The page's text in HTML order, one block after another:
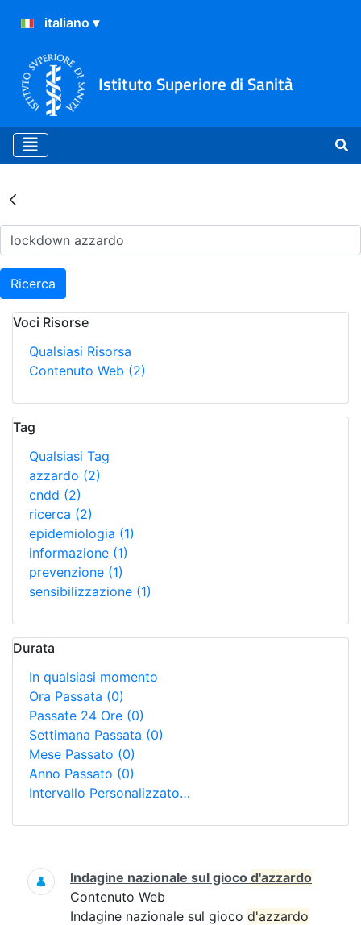
Istituto Superiore di Sanità
Risultati della Ricerca -
Ricerca
Voci Risorse
Qualsiasi Risorsa
Contenuto Web (2)
Tag
Qualsiasi Tag
azzardo (2)
cndd (2)
ricerca (2)
epidemiologia (1)
informazione (1)
prevenzione (1)
sensibilizzazione (1)
Durata
In qualsiasi momento
Ora Passata (0)
Passate 24 Ore (0)
Settimana Passata (0)
Mese Passato (0)
Anno Passato (0)
Intervallo Personalizzato…
Ricerca
Indagine nazionale sul gioco d'azzardo
Contenuto Web
Indagine nazionale sul gioco d'azzardo